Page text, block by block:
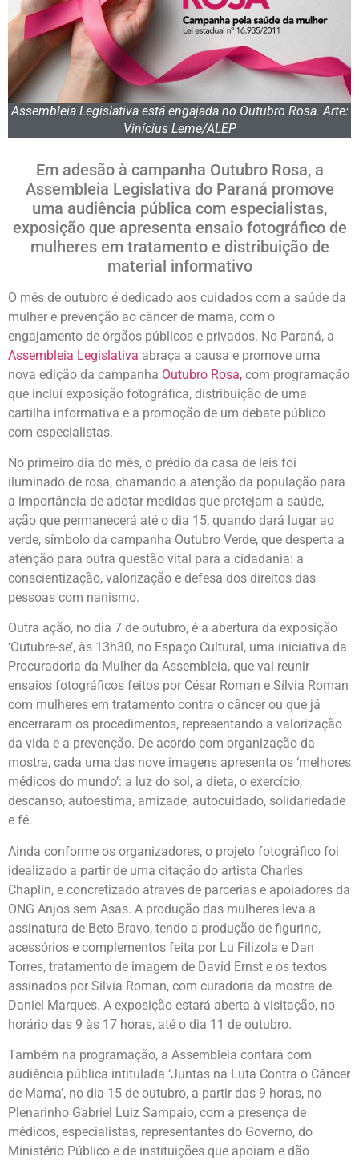
Assembleia Legislativa está engajada no Outubro Rosa. Arte:
Vinícius Leme/ALEP
Em adesão à campanha Outubro Rosa, a
Assembleia Legislativa do Paraná promove
uma audiência pública com especialistas,
exposição que apresenta ensaio fotográfico de
mulheres em tratamento e distribuição de
material informativo
O mês de outubro é dedicado aos cuidados com a saúde da
mulher e prevenção ao câncer de mama, com o
engajamento de órgãos públicos e privados. No Paraná, a
Assembleia Legislativa abraça a causa e promove uma
nova edição da campanha Outubro Rosa, com programação
que inclui exposição fotográfica, distribuição de uma
cartilha informativa e a promoção de um debate público
com especialistas.
No primeiro dia do mês, o prédio da casa de leis foi
iluminado de rosa, chamando a atenção da população para
a importância de adotar medidas que protejam a saúde,
ação que permanecerá até o dia 15, quando dará lugar ao
verde, símbolo da campanha Outubro Verde, que desperta a
atenção para outra questão vital para a cidadania: a
conscientização, valorização e defesa dos direitos das
pessoas com nanismo.
Outra ação, no dia 7 de outubro, é a abertura da exposição
‘Outubre-se’, às 13h30, no Espaço Cultural, uma iniciativa da
Procuradoria da Mulher da Assembleia, que vai reunir
ensaios fotográficos feitos por César Roman e Sílvia Roman
com mulheres em tratamento contra o câncer ou que já
encerraram os procedimentos, representando a valorização
da vida e a prevenção. De acordo com organização da
mostra, cada uma das nove imagens apresenta os ‘melhores
médicos do mundo’: a luz do sol, a dieta, o exercício,
descanso, autoestima, amizade, autocuidado, solidariedade
e fé.
Ainda conforme os organizadores, o projeto fotográfico foi
idealizado a partir de uma citação do artista Charles
Chaplin, e concretizado através de parcerias e apoiadores da
ONG Anjos sem Asas. A produção das mulheres leva a
assinatura de Beto Bravo, tendo a produção de figurino,
acessórios e complementos feita por Lu Filizola e Dan
Torres, tratamento de imagem de David Ernst e os textos
assinados por Silvia Roman, com curadoria da mostra de
Daniel Marques. A exposição estará aberta à visitação, no
horário das 9 às 17 horas, até o dia 11 de outubro.
Também na programação, a Assembleia contará com
audiência pública intitulada ‘Juntas na Luta Contra o Câncer
de Mama’, no dia 15 de outubro, a partir das 9 horas, no
Plenarinho Gabriel Luiz Sampaio, com a presença de
médicos, especialistas, representantes do Governo, do
Ministério Público e de instituições que apoiam e dão